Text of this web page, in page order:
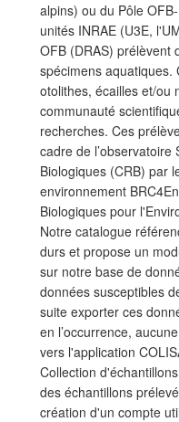
alpins) ou du Pôle
unités INRAE (U3E,
OFB (DRAS) prélèvent
spécimens aquatiques.
otolithes, écailles et/ou
communauté
recherches. Ces
cadre de
Biologiques (CRB) par
environnement
Biologiques pour
Notre catalogue
durs et propose un
sur notre base de
données susceptibles
suite exporter ces
en l’occurrence,
vers l'application
Collection
des échantillons
création d'un compte